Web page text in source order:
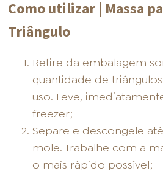
Como utilizar | Massa
Triângulo
Retire da embalagem
quantidade de
uso. Leve,
freezer;
Separe e descongele
mole. Trabalhe com a
o mais rápido possível;